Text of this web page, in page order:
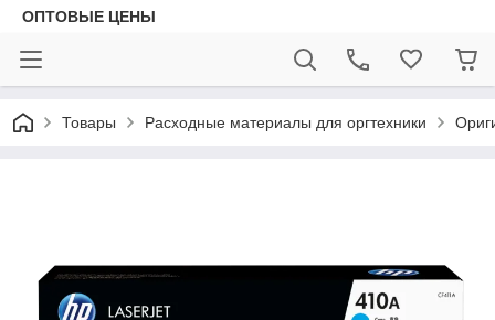
ОПТОВЫЕ ЦЕНЫ
Товары Расходные материалы для оргтехники